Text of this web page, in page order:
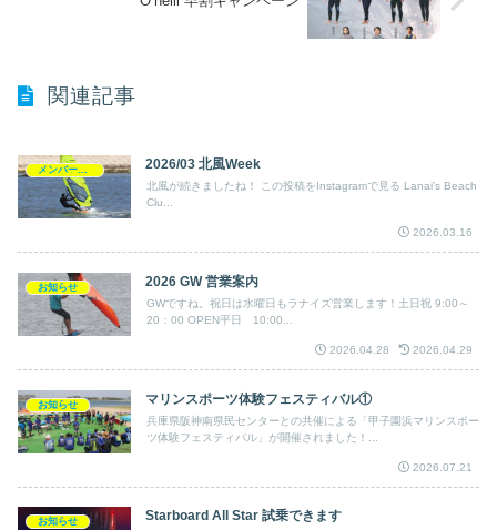
関連記事
メンバー写真 2026/03 北風Week
北風が続きましたね！ この投稿をInstagramで見る Lanai's Beach
Clu...
2026.03.16
お知らせ 2026 GW 営業案内
GWですね。祝日は水曜日もラナイズ営業します！土日祝 9:00～
20：00 OPEN平日 10:00...
2026.04.28 2026.04.29
お知らせ マリンスポーツ体験フェスティバル①
兵庫県阪神南県民センターとの共催による「甲子園浜マリンスポー
ツ体験フェスティバル」が開催されました！...
2026.07.21
お知らせ Starboard All Star 試乗できます